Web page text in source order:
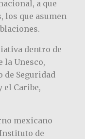
a que
los que asumen
dentro de
la Unesco,
de Seguridad
el Caribe,
mexicano
de